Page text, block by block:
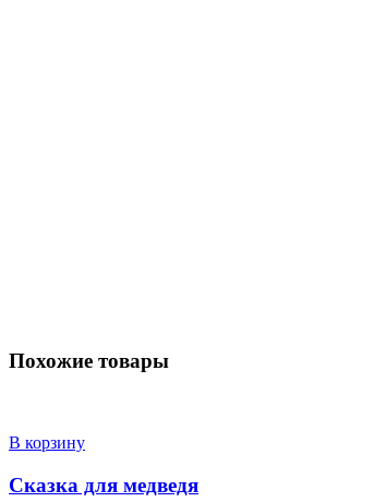
Похожие товары
В корзину
Сказка для медведя